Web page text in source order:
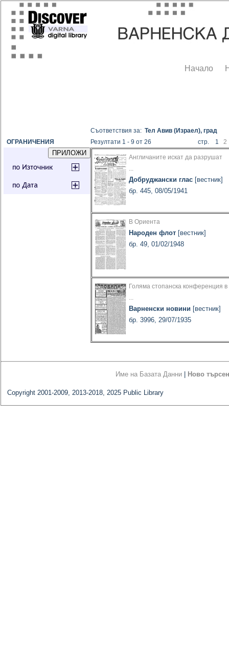
Начало
ОГРАНИЧЕНИЯ
Съответствия за:Тел Авив (Израел), град
Резултати 1 - 9 от 26
стр. 12
Англичаните искат да разрушат
...
Добруджански глас [вестник]
бр. 445, 08/05/1941
В Ориента
Народен флот [вестник]
бр. 49, 01/02/1948
Голяма стопанска конференция в
...
Варненски новини [вестник]
бр. 3996, 29/07/1935
Име на Базата Данни Ново
Copyright 2001-2009, 2013-2018, 2025 Public Library